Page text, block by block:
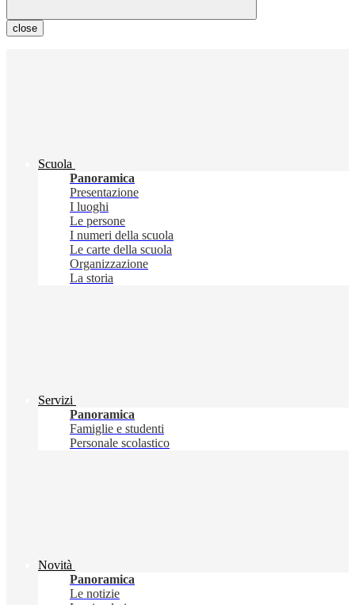
close
Scuola
Panoramica
Presentazione
I luoghi
Le persone
I numeri della scuola
Le carte della scuola
Organizzazione
La storia
Servizi
Panoramica
Famiglie e studenti
Personale scolastico
Novità
Panoramica
Le notizie